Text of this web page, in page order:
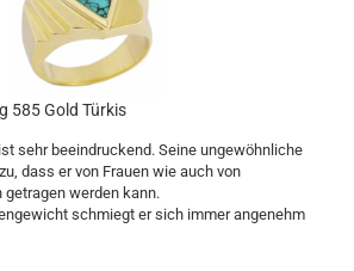
585 Gold Türkis
sehr beeindruckend. Seine ungewöhnliche
dass er von Frauen wie auch von
getragen werden kann.
schmiegt er sich immer angenehm